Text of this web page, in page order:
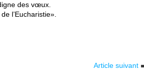
des vœux.
l’Eucharistie».
Article suivant